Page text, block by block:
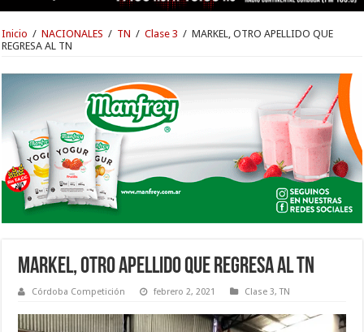
Inicio / NACIONALES / TN / Clase 3 / MARKEL, OTRO APELLIDO QUE
REGRESA AL TN
MARKEL, OTRO APELLIDO QUE REGRESA AL TN
Córdoba Competición febrero 2, 2021 Clase 3,TN